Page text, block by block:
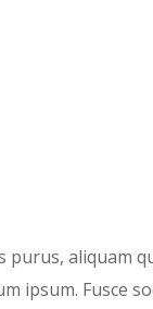
purus, aliquam
ipsum. Fusce